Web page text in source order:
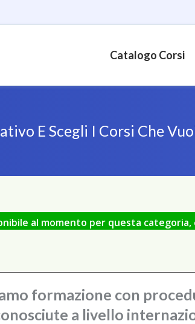
Catalogo Corsi
E Scegli I Corsi Che
al momento per questa
formazione con
a livello